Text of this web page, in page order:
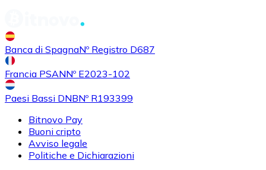
Acquistare
SHIB
Banca di SpagnaNº Registro D687
Francia PSANNº E2023-102
Paesi Bassi DNBNº R193399
Bitnovo Pay
Buoni cripto
Avviso legale
Politiche e Dichiarazioni